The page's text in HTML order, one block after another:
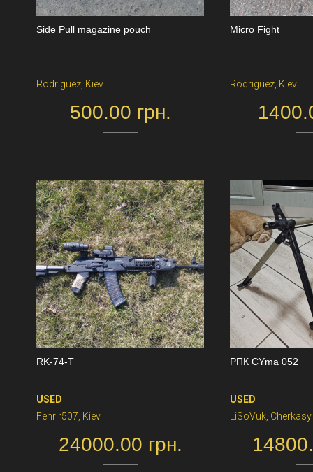
Side Pull magazine pouch
Rodriguez, Kiev
500.00 грн.
Micro Fight
Rodriguez, Kiev
RK-74-T
USED
Fenrir507, Kiev
24000.00 грн.
РПК CYma 052
USED
LiSoVuk, Cherkasy